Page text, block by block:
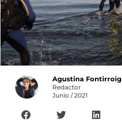
Agustina Fontirroig
Redactor
Junio / 2021